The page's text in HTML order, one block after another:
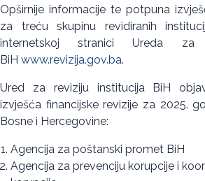
Opširnije informacije te potpuna
za treću skupinu revidiranih
internetskoj stranici Ureda za
BiH www.revizija.gov.ba.
Ured za reviziju institucija BiH
izvješća financijske revizije za 2025.
Bosne i Hercegovine:
Agencija za poštanski promet BiH
Agencija za prevenciju korupcije i